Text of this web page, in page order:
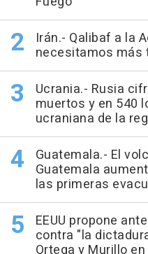
Irán.- Qalibaf a la
necesitamos más
Ucrania.- Rusia
muertos y en 540
ucraniana de la
Guatemala.- El
Guatemala
las primeras
EEUU propone
contra "la